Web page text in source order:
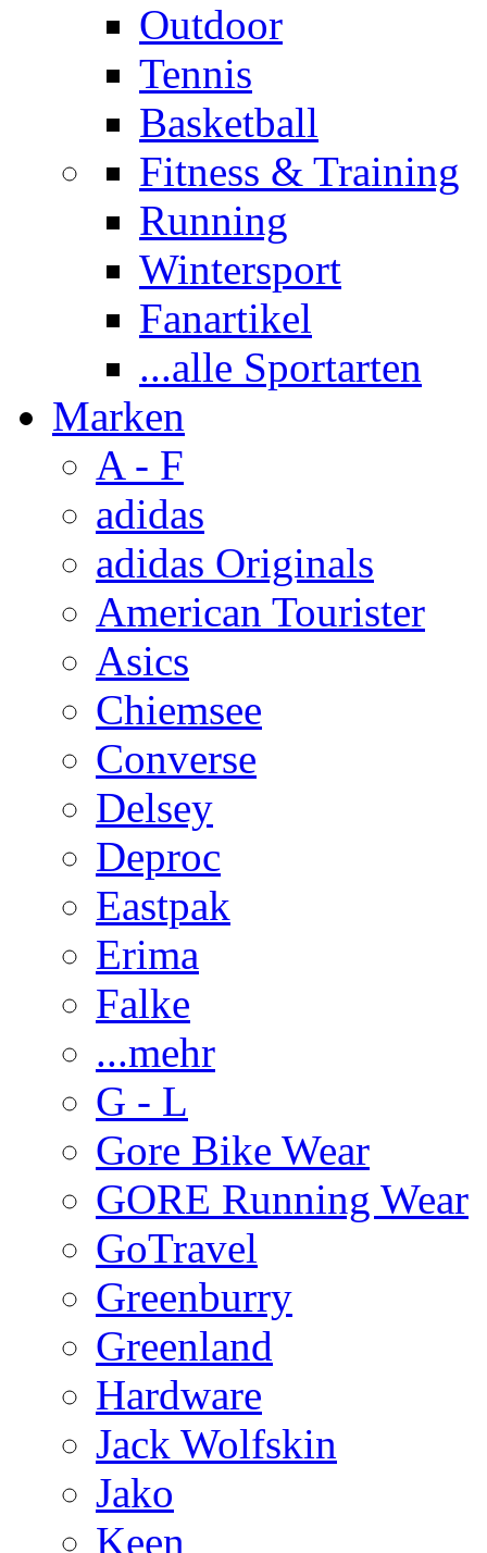
Outdoor
Tennis
Basketball
Fitness & Training
Running
Wintersport
Fanartikel
...alle Sportarten
Marken
A - F
adidas
adidas Originals
American Tourister
Asics
Chiemsee
Converse
Delsey
Deproc
Eastpak
Erima
Falke
...mehr
G - L
Gore Bike Wear
GORE Running Wear
GoTravel
Greenburry
Greenland
Hardware
Jack Wolfskin
Jako
Keen